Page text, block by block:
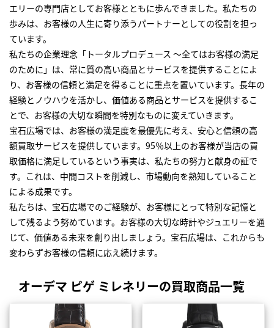
エリーの専門店としてお客様とともに歩んできました。私たちの
歩みは、お客様の人生に寄り添うパートナーとしての役割を担っ
ています。
私たちの企業理念「トータルプロデュース ～全てはお客様の満足
のために」は、常に質の高い商品とサービスを提供することによ
り、お客様の信頼と満足を得ることに重点を置いています。長年の
経験とノウハウを活かし、価値ある商品とサービスを提供するこ
とで、お客様の大切な瞬間を特別なものに変えていきます。
宝石広場では、お客様の満足度を最優先に考え、安心と信頼の高
額買取サービスを提供しています。95％以上のお客様が当店の買
取価格に満足しているという事実は、私たちの努力と献身の証で
す。これは、中間コストを削減し、市場動向を熟知していること
による成果です。
私たちは、宝石広場でのご経験が、お客様にとって特別な記憶と
して残るよう努めています。お客様の大切な時計やジュエリーを通
じて、価値ある未来を創り出しましょう。宝石広場は、これからも
変わらずお客様の信頼に応え続けます。
オーデマ ピゲ ミレネリーの買取商品一覧